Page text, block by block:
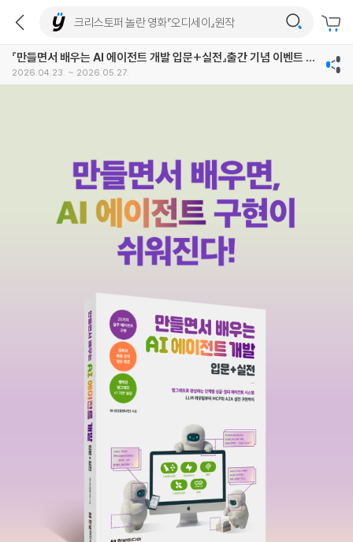
『만들면서 배우는 AI 에이전트 개발 입문+실전』출간 기념 이벤트 -
커피 기프티콘
2026.04.23. ~ 2026.05.27.